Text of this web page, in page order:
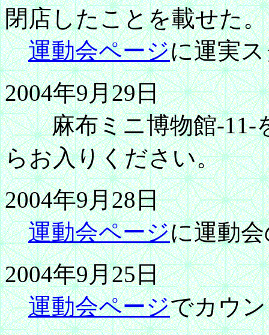
閉店したことを載せた。
運動会ページに運実
2004年9月29日
麻布ミニ博物館-11-
らお入りください。
2004年9月28日
運動会ページに運動
2004年9月25日
運動会ページでカウ